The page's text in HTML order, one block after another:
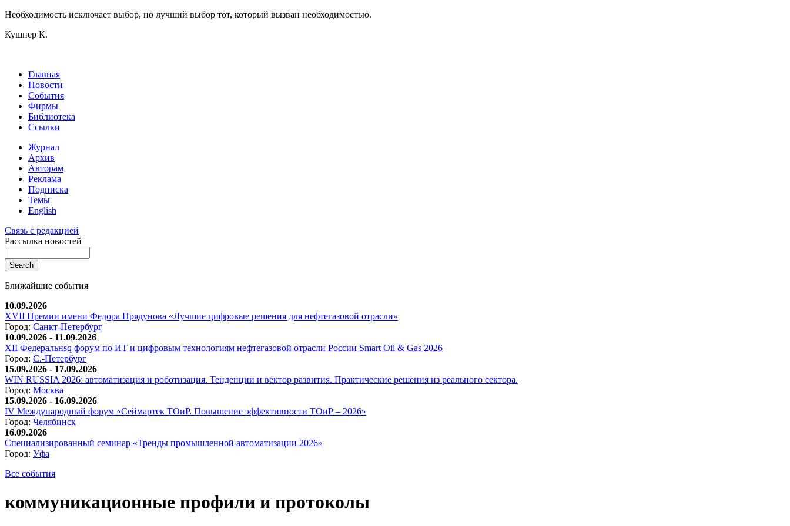
Необходимость исключает выбор, но лучший выбор тот, который вызван необходимостью.
Кушнер К.
Главная
Новости
События
Фирмы
Библиотека
Ссылки
Журнал
Архив
Авторам
Реклама
Подписка
Темы
English
Связь с редакцией
Рассылка новостей
Ближайшие события
10.09.2026
XVII Премии имени Федора Прядунова «Лучшие цифровые решения для нефтегазовой отрасли»
Город: Санкт-Петербург
10.09.2026 - 11.09.2026
XII Федеральнsq форум по ИТ и цифровым технологиям нефтегазовой отрасли России Smart Oil & Gas 2026
Город: С.-Петербург
15.09.2026 - 17.09.2026
WIN RUSSIA 2026: автоматизация и роботизация. Тенденции и вектор развития. Практические решения из реального сектора.
Город: Москва
15.09.2026 - 16.09.2026
IV Международный форум «Сеймартек ТОиР. Повышение эффективности ТОиР – 2026»
Город: Челябинск
16.09.2026
Специализированный семинар «Тренды промышленной автоматизации 2026»
Город: Уфа
Все события
коммуникационные профили и протоколы